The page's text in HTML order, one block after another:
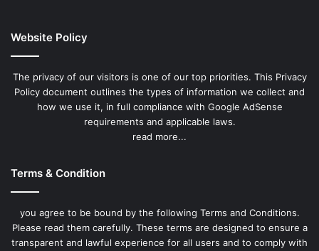
Website Policy
The privacy of our visitors is one of our top priorities. This Privacy
Policy document outlines the types of information we collect and
how we use it, in full compliance with Google AdSense
requirements and applicable laws.
read more...
Terms & Condition
you agree to be bound by the following Terms and Conditions.
Please read them carefully. These terms are designed to ensure a
transparent and lawful experience for all users and to comply with